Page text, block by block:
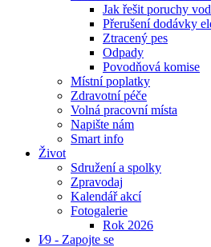
Jak řešit poruchy
Přerušení dodávky
Ztracený pes
Odpady
Povodňová komise
Místní poplatky
Zdravotní péče
Volná pracovní místa
Napište nám
Smart info
Život
Sdružení a spolky
Zpravodaj
Kalendář akcí
Fotogalerie
Rok 2026
I⁄9 - Zapojte se